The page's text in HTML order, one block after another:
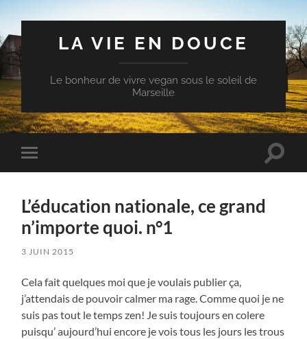
LA VIE EN DOUCE
Le bonheur de vivre vegan sous le soleil de
Marseille
Toggle
mobile
Toggle
L’éducation nationale, ce grand
n’importe quoi. n°1
3 JUIN 2015
Cela fait quelques moi que je voulais publier ça,
j’attendais de pouvoir calmer ma rage. Comme quoi je ne
suis pas tout le temps zen! Je suis toujours en colere
puisqu’ aujourd’hui encore je vois tous les jours les trous